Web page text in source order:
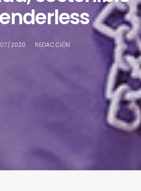
2020 REDACCIÓN